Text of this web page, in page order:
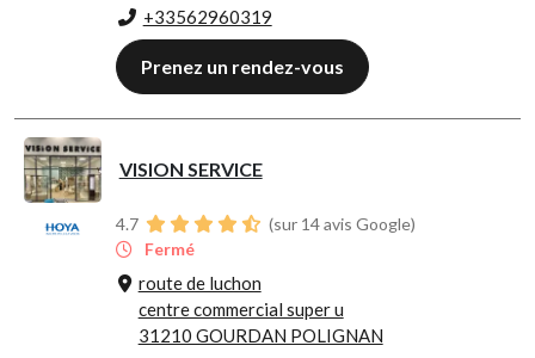
+33562960319
Prenez un rendez-vous
VISION SERVICE
4.7
(sur 14 avis Google)
Fermé
route de luchon
centre commercial super u
31210 GOURDAN POLIGNAN